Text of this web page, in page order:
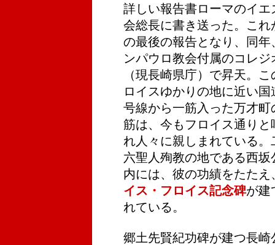
詳しい報告書ローマのイエ
会総長に書き送った。これ
の最後の報告となり、同年
ンパウロ教会付属のコレジ
（現長崎県庁）で昇天。こ
ロイスゆかりの地に近い国
号線から一筋入った万才町
筋は、今もフロイス通りと
れ人々に親しまれている。
六聖人殉教の地である西坂
内には、彼の功績をたたえ
イス・フロイス記念碑が建
れている。
郷土先賢紀功碑が建つ長